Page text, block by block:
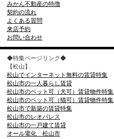
みかん不動産の特徴
契約の流れ
よくある質問
来店予約
お問い合わせ
◆特集ページリンク◆
【松山】
松山でインターネット無料の賃貸特集
松山市の一人暮らし賃貸
松山市のペット可（犬可）賃貸物件特集
松山市のペット可（猫可）賃貸物件特集
松山市で新築の賃貸特集
松山市のレオパレス
松山市の一戸建て賃貸
オール電化 松山市